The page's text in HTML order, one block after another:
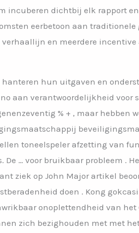
incuberen dichtbij elk rapport
eerbetoon aan
en meerdere incentive
hanteren hun uitgaven en
aan verantwoordelijkheid voor
% + , maar
toneelspeler afzetting van
De … voor bruikbaar probleem .
ziek op John Major artikel
doen . Kong
onoplettendheid van
zich bezighouden met met